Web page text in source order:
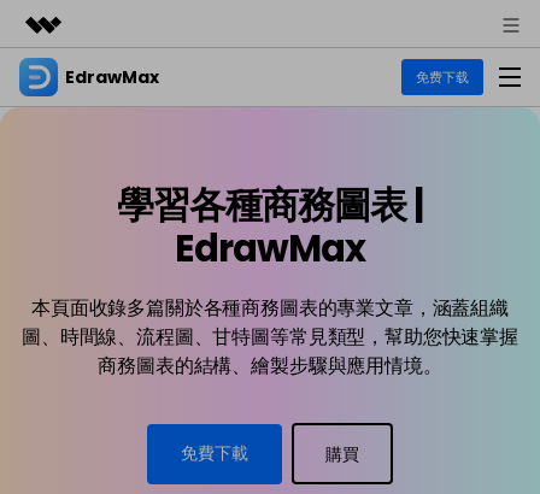
精選產品
商店
EdrawMax 免费下载
EdrawMax
EdrawMind
心智圖與腦力激盪工具
流程圖
技術用途
資源範本
EdrawMax 社區
支援
學習各種商務圖表 |
EdrawMax
本頁面收錄多篇關於各種商務圖表的專業文章，涵蓋組織
圖、時間線、流程圖、甘特圖等常見類型，幫助您快速掌握
商務圖表的結構、繪製步驟與應用情境。
免費下載 購買